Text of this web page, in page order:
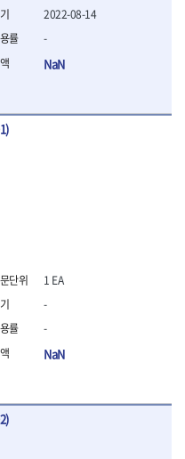
2022-08-14
-
NaN
1 EA
-
-
NaN